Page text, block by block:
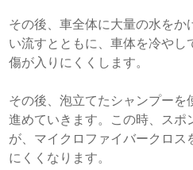
その後、車全体に大量の水を
い流すとともに、車体を冷やし
傷が入りにくくします。
その後、泡立てたシャンプーを
進めていきます。この時、スポ
が、マイクロファイバークロス
にくくなります。